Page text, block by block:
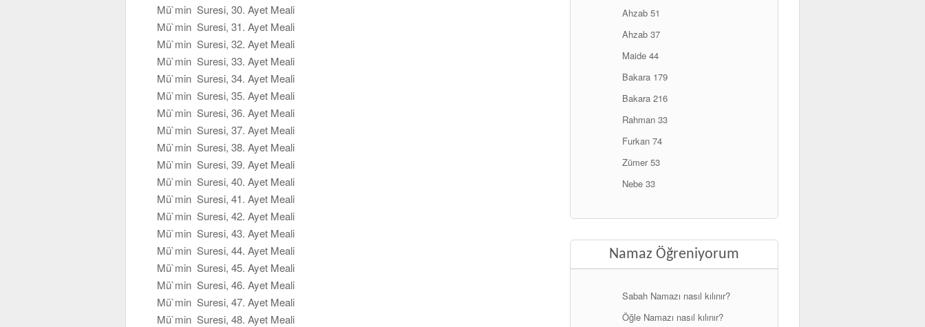
Mü`min Suresi, 30. Ayet Meali
Mü`min Suresi, 31. Ayet Meali
Mü`min Suresi, 32. Ayet Meali
Mü`min Suresi, 33. Ayet Meali
Mü`min Suresi, 34. Ayet Meali
Mü`min Suresi, 35. Ayet Meali
Mü`min Suresi, 36. Ayet Meali
Mü`min Suresi, 37. Ayet Meali
Mü`min Suresi, 38. Ayet Meali
Mü`min Suresi, 39. Ayet Meali
Mü`min Suresi, 40. Ayet Meali
Mü`min Suresi, 41. Ayet Meali
Mü`min Suresi, 42. Ayet Meali
Mü`min Suresi, 43. Ayet Meali
Mü`min Suresi, 44. Ayet Meali
Mü`min Suresi, 45. Ayet Meali
Mü`min Suresi, 46. Ayet Meali
Mü`min Suresi, 47. Ayet Meali
Mü`min Suresi, 48. Ayet Meali
Ahzab 51
Ahzab 37
Maide 44
Bakara 179
Bakara 216
Rahman 33
Furkan 74
Zümer 53
Nebe 33
Namaz Öğreniyorum
Sabah Namazı nasıl kılınır?
Öğle Namazı nasıl kılınır?